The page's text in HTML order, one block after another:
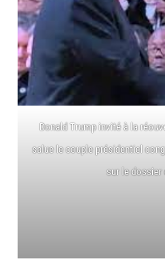
Donald Trump invité à la
salue le couple présidentiel
sur le dossier